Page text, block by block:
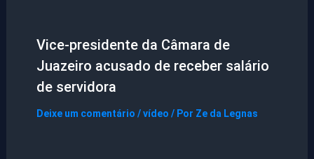
Vice-presidente da Câmara de
Juazeiro acusado de receber salário
de servidora
Deixe um comentário /vídeo / Por Ze da Legnas